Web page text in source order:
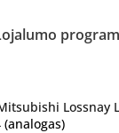
Lossnay